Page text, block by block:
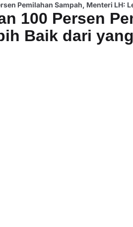
Pemilahan Sampah, Menteri LH:
100 Persen
Baik dari